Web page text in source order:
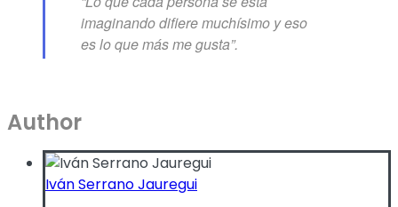
imaginando difiere muchísimo y eso
es lo que más me gusta”.
Author
Iván Serrano Jauregui